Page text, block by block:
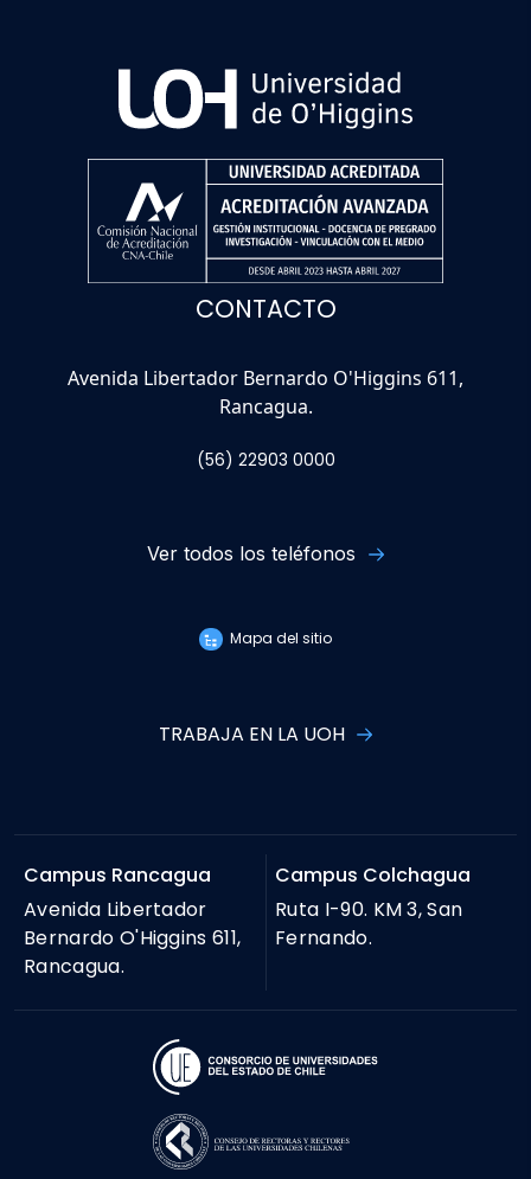
CONTACTO
Avenida Libertador Bernardo O'Higgins 611,
Rancagua.
(56) 22903 0000
Ver todos los teléfonos
Mapa del sitio
TRABAJA EN LA UOH
Campus Rancagua
Avenida Libertador
Bernardo O'Higgins 611,
Rancagua.
Campus Colchagua
Ruta I-90. KM 3, San
Fernando.